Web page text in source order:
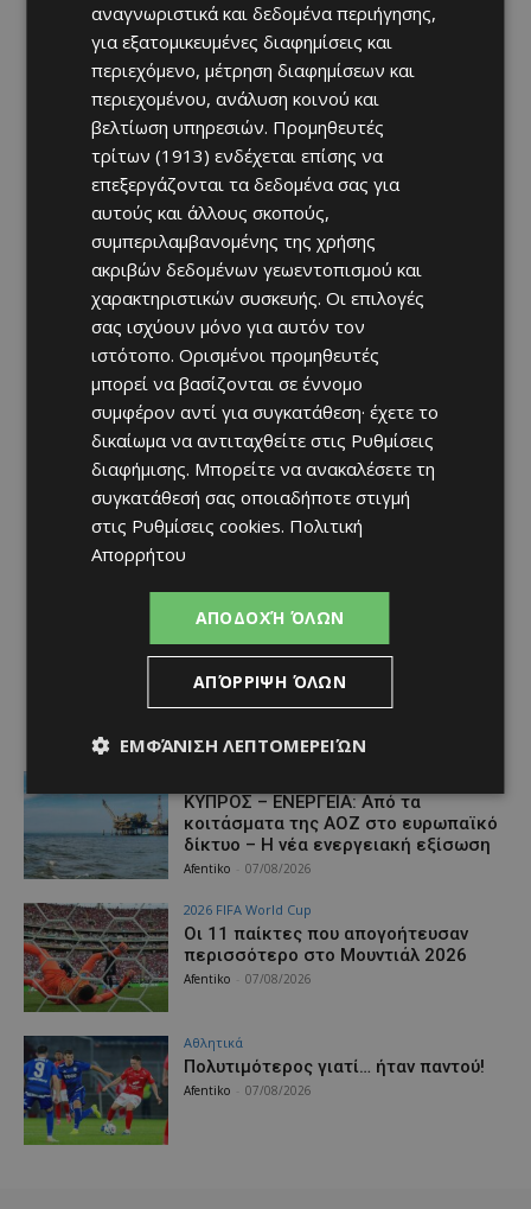
ΚΥΠΡΟΣ – ΕΝΕΡΓΕΙΑ: Από τα
κοιτάσματα της ΑΟΖ στο ευρωπαϊκό
δίκτυο – Η νέα ενεργειακή εξίσωση
Afentiko 07/08/2026
2026 FIFA World Cup
Οι 11 παίκτες που απογοήτευσαν
περισσότερο στο Μουντιάλ 2026
Afentiko 07/08/2026
Αθλητικά
Πολυτιμότερος γιατί… ήταν παντού!
Afentiko 07/08/2026
αναγνωριστικά και δεδομένα περιήγησης,
για εξατομικευμένες διαφημίσεις και
περιεχόμενο, μέτρηση διαφημίσεων και
περιεχομένου, ανάλυση κοινού και
βελτίωση υπηρεσιών. Προμηθευτές
τρίτων (1913) ενδέχεται επίσης να
επεξεργάζονται τα δεδομένα σας για
αυτούς και άλλους σκοπούς,
συμπεριλαμβανομένης της χρήσης
ακριβών δεδομένων γεωεντοπισμού και
χαρακτηριστικών συσκευής. Οι επιλογές
σας ισχύουν μόνο για αυτόν τον
ιστότοπο. Ορισμένοι προμηθευτές
μπορεί να βασίζονται σε έννομο
συμφέρον αντί για συγκατάθεση· έχετε το
δικαίωμα να αντιταχθείτε στις Ρυθμίσεις
διαφήμισης. Μπορείτε να ανακαλέσετε τη
συγκατάθεσή σας οποιαδήποτε στιγμή
στις Ρυθμίσεις cookies. Πολιτική
Απορρήτου
ΑΠΟΔΟΧΉ ΌΛΩΝ
ΑΠΌΡΡΙΨΗ ΌΛΩΝ
ΕΜΦΆΝΙΣΗ ΛΕΠΤΟΜΕΡΕΙΏΝ